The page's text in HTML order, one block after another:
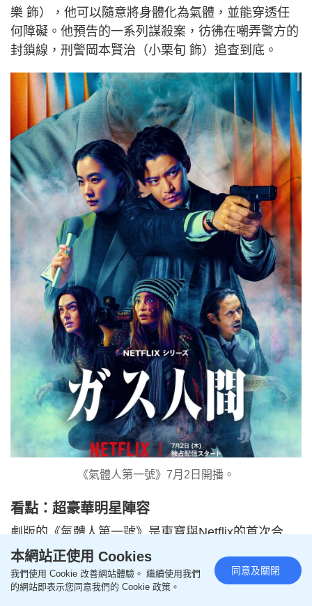
樂 飾），他可以隨意將身體化為氣體，並能穿透任
何障礙。他預告的一系列謀殺案，彷彿在嘲弄警方的
封鎖線，刑警岡本賢治（小栗旬 飾）追查到底。
《氣體人第一號》7月2日開播。
看點：超豪華明星陣容
劇版的《氣體人第一號》是東寶與Netflix的首次合
作，更是集結多位日本一線演員參演。日本男神小栗
旬飾演刑警、蒼井優飾演記者甲野京子，廣瀨鈴與林
遣都則飾演一對網紅兄妹，雖然「氣體人」是由新人
本網站正使用 Cookies
我們使用 Cookie 改善網站體驗。 繼續使用我們
的網站即表示您同意我們的 Cookie 政策。
同意及關閉